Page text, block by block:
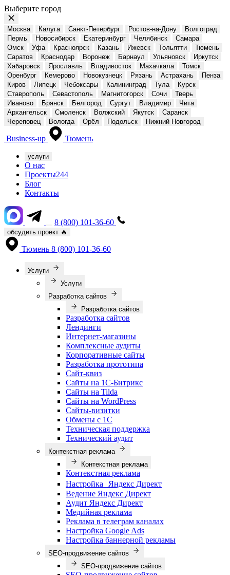
Выберите город
Москва Калуга Санкт-Петербург Ростов-на-Дону
Волгоград
Пермь
Новосибирск Екатеринбург Челябинск
Самара
Омск
Уфа Красноярск Казань Ижевск Тольятти
Тюмень
Саратов
Краснодар Воронеж Барнаул Ульяновск
Иркутск
Хабаровск
Ярославль Владивосток Махачкала
Томск
Оренбург
Кемерово Новокузнецк Рязань Астрахань
Пенза
Киров
Липецк Чебоксары Калининград Тула
Курск
Ставрополь
Севастополь Магнитогорск Сочи
Тверь
Иваново
Брянск Белгород Сургут Владимир
Чита
Архангельск
Смоленск Волжский Якутск
Саранск
Череповец
Вологда Орёл Подольск Нижний Новгород
Business-up Тюмень
услуги
О нас
Проекты244
Блог
Контакты
8 (800) 101-36-60
обсудить проект 🔥
Тюмень 8 (800) 101-36-60
Услуги
Услуги
Разработка сайтов
Разработка сайтов
Разработка сайтов
Лендинги
Интернет-магазины
Комплексные аудиты
Корпоративные сайты
Разработка прототипа
Сайт-квиз
Сайты на 1С-Битрикс
Сайты на Tilda
Сайты на WordPress
Сайты-визитки
Обмены с 1С
Техническая поддержка
Технический аудит
Контекстная реклама
Контекстная реклама
Контекстная реклама
Настройка Яндекс Директ
Ведение Яндекс Директ
Аудит Яндекс Директ
Медийная реклама
Реклама в телеграм каналах
Настройка Google Ads
Настройка баннерной рекламы
SEO-продвижение сайтов
SEO-продвижение сайтов